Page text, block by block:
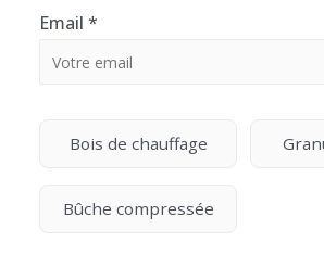
Email *
Bois de chauffage
Bûche compressée